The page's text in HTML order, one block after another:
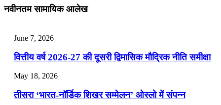
July 25, 2026
📝 डेली करेंट अफेयर्स: 19-21 जुलाई 2026
नवीनतम सामायिक आलेख
June 7, 2026
वित्तीय वर्ष 2026-27 की दूसरी द्विमासिक मौद्रिक नीति समीक्षा
May 18, 2026
तीसरा ‘भारत-नॉर्डिक शिखर सम्मेलन’ ओस्लो में संपन्न